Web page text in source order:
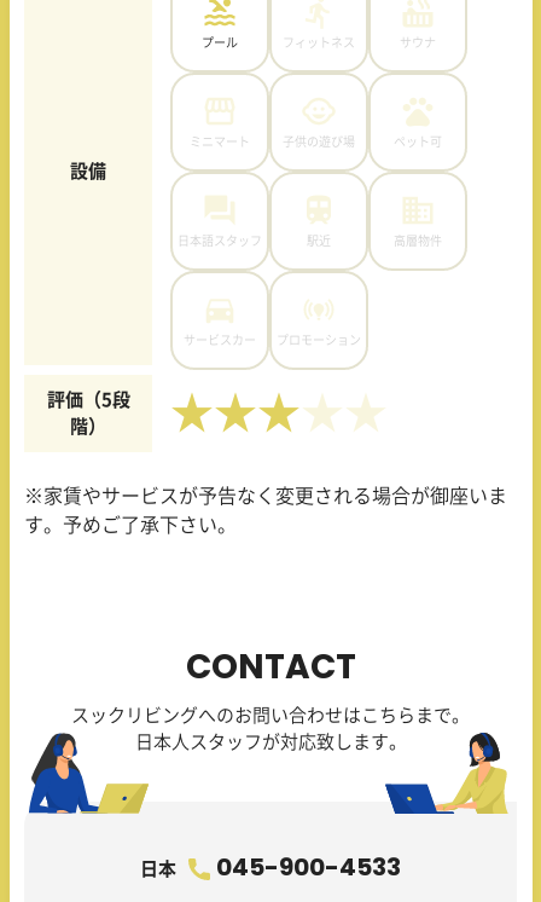
設備
プール フィットネス サウナ
ミニマート 子供の遊び場 ペット可
日本語スタッフ 駅近 高層物件
サービスカー プロモーション
評価（5段
階）
★★★
※家賃やサービスが予告なく変更される場合が御座いま
す。予めご了承下さい。
CONTACT
スックリビングへのお問い合わせはこちらまで。
日本人スタッフが対応致します。
日本 045-900-4533